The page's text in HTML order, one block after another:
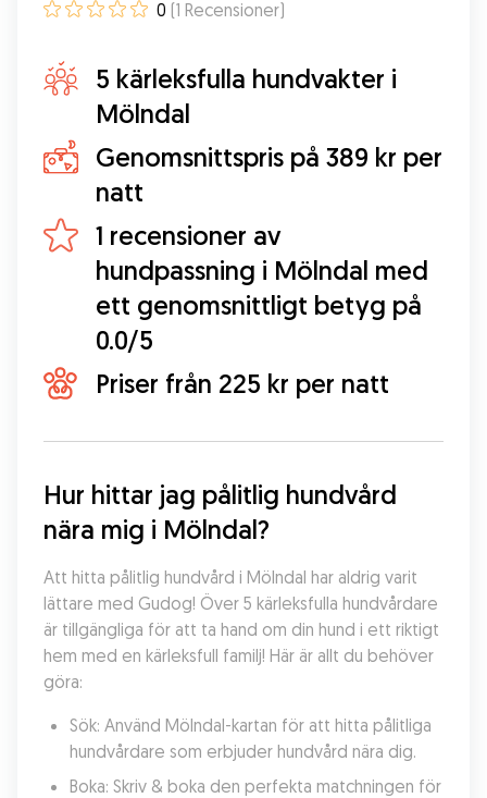
0 (1 Recensioner)
5 kärleksfulla hundvakter i
Mölndal
Genomsnittspris på 389 kr per
natt
1 recensioner av
hundpassning i Mölndal med
ett genomsnittligt betyg på
0.0/5
Priser från 225 kr per natt
Hur hittar jag pålitlig hundvård
nära mig i Mölndal?
Att hitta pålitlig hundvård i Mölndal har aldrig varit
lättare med Gudog! Över 5 kärleksfulla hundvårdare
är tillgängliga för att ta hand om din hund i ett riktigt
hem med en kärleksfull familj! Här är allt du behöver
göra:
Sök: Använd Mölndal-kartan för att hitta pålitliga
hundvårdare som erbjuder hundvård nära dig.
Boka: Skriv & boka den perfekta matchningen för